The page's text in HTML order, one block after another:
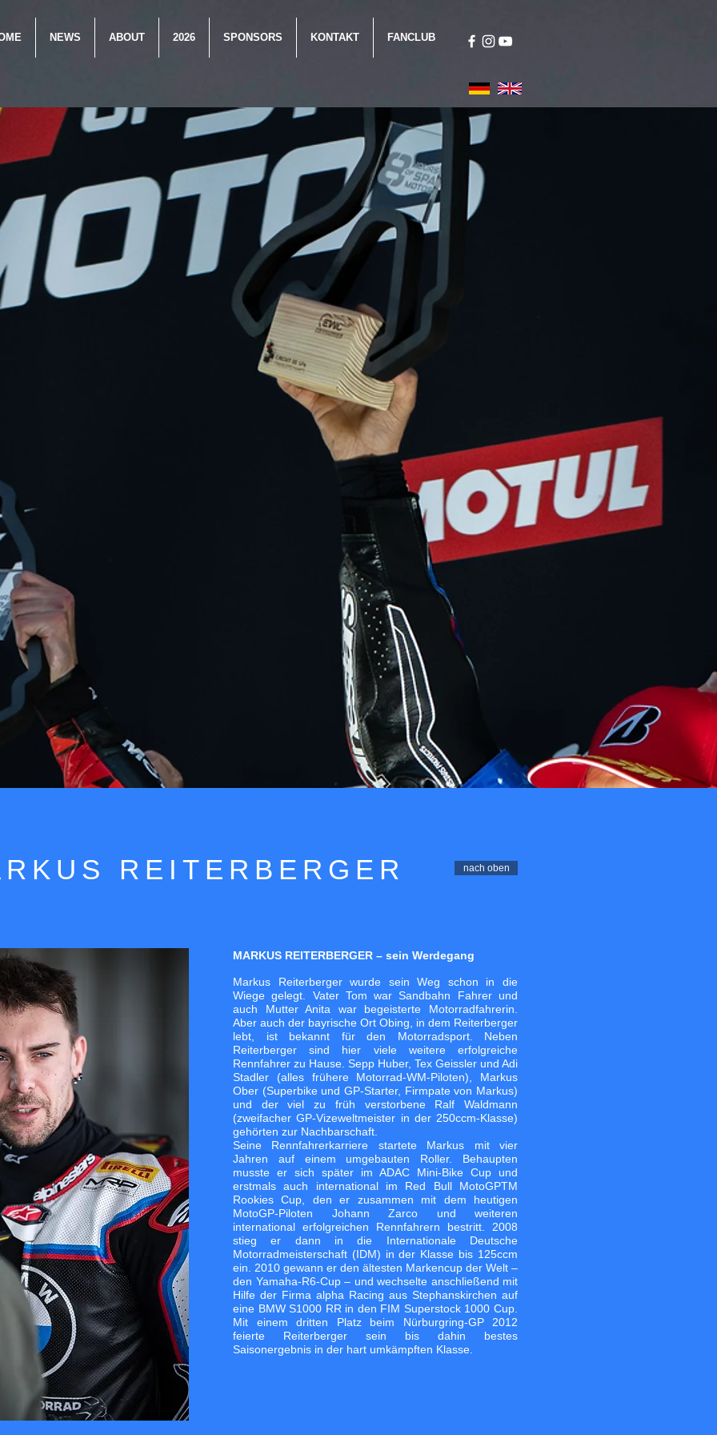
NEWS ABOUT 2026 SPONSORS KONTAKT FANCLUB
REITERBERGER nach oben
MARKUS REITERBERGER – sein Werdegang
Markus Reiterberger wurde sein Weg schon in die
Wiege gelegt. Vater Tom war Sandbahn Fahrer und
auch Mutter Anita war begeisterte Motorradfahrerin.
Aber auch der bayrische Ort Obing, in dem Reiterberger
lebt, ist bekannt für den Motorradsport. Neben
Reiterberger sind hier viele weitere erfolgreiche
Rennfahrer zu Hause. Sepp Huber, Tex Geissler und Adi
Stadler (alles frühere Motorrad-WM-Piloten), Markus
Ober (Superbike und GP-Starter, Firmpate von Markus)
und der viel zu früh verstorbene Ralf Waldmann
(zweifacher GP-Vizeweltmeister in der 250ccm-Klasse)
gehörten zur Nachbarschaft.
Seine Rennfahrerkarriere startete Markus mit vier
Jahren auf einem umgebauten Roller. Behaupten
musste er sich später im ADAC Mini-Bike Cup und
erstmals auch international im Red Bull MotoGPTM
Rookies Cup, den er zusammen mit dem heutigen
MotoGP-Piloten Johann Zarco und weiteren
international erfolgreichen Rennfahrern bestritt. 2008
stieg er dann in die Internationale Deutsche
Motorradmeisterschaft (IDM) in der Klasse bis 125ccm
ein. 2010 gewann er den ältesten Markencup der Welt –
den Yamaha-R6-Cup – und wechselte anschließend mit
Hilfe der Firma alpha Racing aus Stephanskirchen auf
eine BMW S1000 RR in den FIM Superstock 1000 Cup.
Mit einem dritten Platz beim Nürburgring-GP 2012
feierte Reiterberger sein bis dahin bestes
Saisonergebnis in der hart umkämpften Klasse.